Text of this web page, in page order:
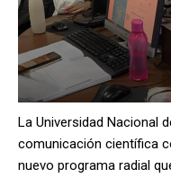
La Universidad Nacional
comunicación científica
nuevo programa radial